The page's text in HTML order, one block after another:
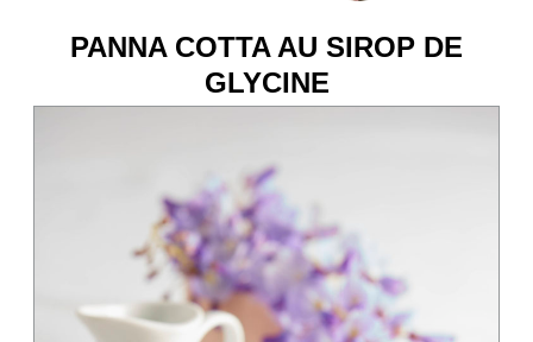
PANNA COTTA AU SIROP DE
GLYCINE